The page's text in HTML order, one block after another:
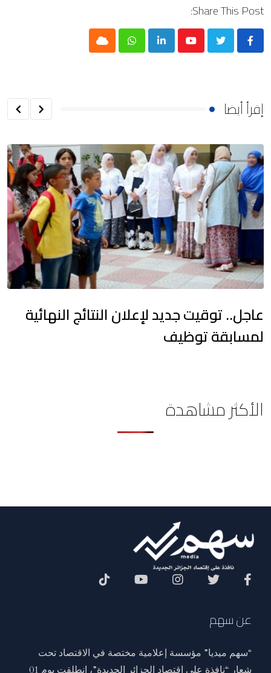
Share This Post:
Youtube
LinkedIn
Whatsapp
Cloud
إقرأ أيضا
عاجل.. توقيت جديد لإعلان النتائج النهائية
لمسابقة توظيف
الأكثر مشاهدة
عن سهم
“سهم ميديا” مؤسسة إعلامية مختصة في الاقتصاد تحت
شعار “نافذة على اقتصاد الجزائر الجديدة”، انطلقت يوم 01